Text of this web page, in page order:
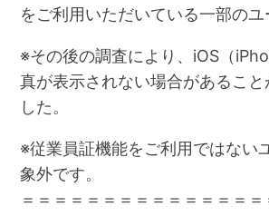
をご利用いただいている一部のユ
※その後の調査により、iOS（
真が表示されない場合があること
した。
※従業員証機能をご利用ではない
象外です。
＝＝＝＝＝＝＝＝＝＝＝＝＝＝＝